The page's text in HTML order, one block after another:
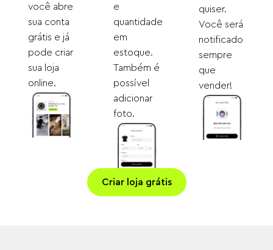
você abre
sua conta
grátis e já
pode criar
sua loja
online.
e
quantidade
em
estoque.
Também é
possível
adicionar
foto.
quiser.
Você será
notificado
sempre
que
vender!
Criar loja grátis